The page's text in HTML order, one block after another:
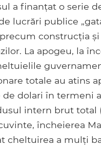
a finanțat o serie
lucrări publice
precum construcția
La apogeu, la
totale au atins
dolari în termeni
intern brut total
încheierea
cheltuirea a mulți